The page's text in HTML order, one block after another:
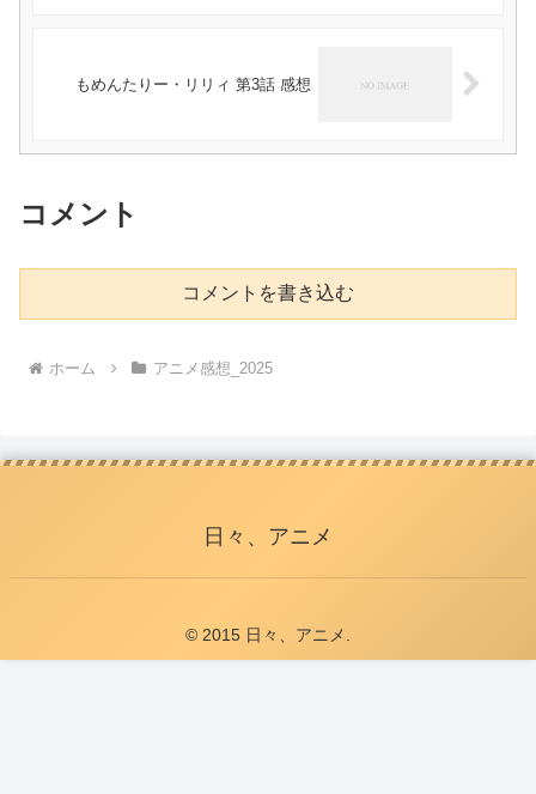
もめんたりー・リリィ 第3話 感想
コメント
コメントを書き込む
ホーム アニメ感想_2025
日々、アニメ
© 2015 日々、アニメ.